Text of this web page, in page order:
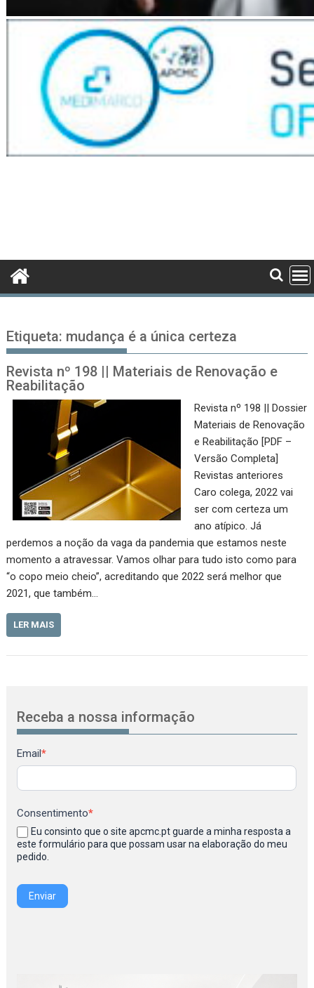
Etiqueta: mudança é a única certeza
Revista nº 198 || Materiais de Renovação e
Reabilitação
Revista nº 198 || Dossier
Materiais de Renovação
e Reabilitação [PDF –
Versão Completa]
Revistas anteriores
Caro colega, 2022 vai
ser com certeza um
ano atípico. Já
perdemos a noção da vaga da pandemia que estamos neste
momento a atravessar. Vamos olhar para tudo isto como para
“o copo meio cheio”, acreditando que 2022 será melhor que
2021, que também…
LER MAIS
Receba a nossa informação
Newsletter
Email*
Consentimento*
Eu consinto que o site apcmc.pt guarde a minha resposta a
este formulário para que possam usar na elaboração do meu
pedido.
Enviar